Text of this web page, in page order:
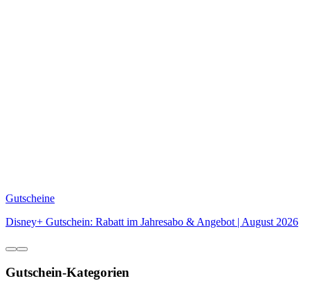
Gutscheine
Disney+ Gutschein: Rabatt im Jahresabo & Angebot | August 2026
Gutschein-Kategorien